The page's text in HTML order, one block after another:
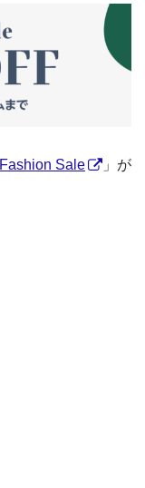
Fashion Sale
」が